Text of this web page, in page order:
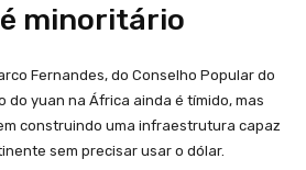
minoritário
Fernandes, do Conselho Popular do
do yuan na África ainda é tímido, mas
construindo uma infraestrutura capaz
sem precisar usar o dólar.